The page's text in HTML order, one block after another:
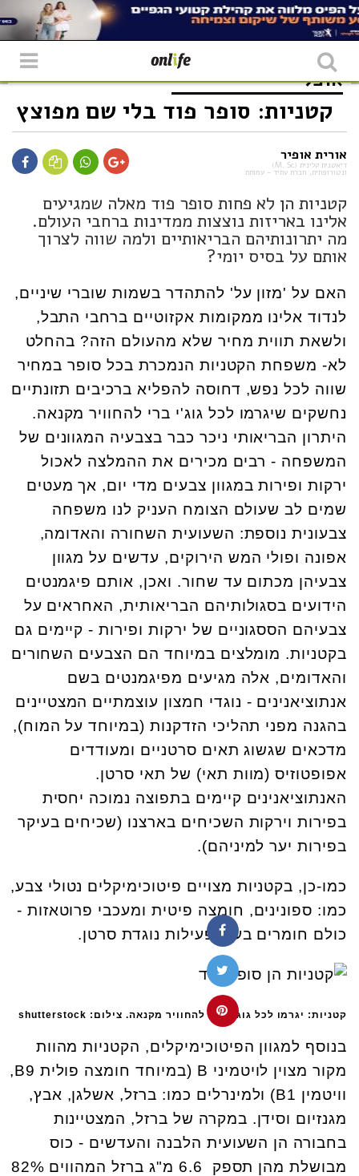
אוכל
קטניות: סופר פוד בלי שם מפוצץ
אורית אופיר
דיאטנית קלינית (M. Sc)
ונטורופתית, חברת עתיד - עמותת
קטניות הן לא פחות סופר פוד מאלה שמגיעים
אלינו באריזות נוצצות ממדינות ברחבי העולם.
מה יתרונותיהם הבריאותיים ולמה שווה לצרוך
אותם על בסיס יומי?
האם על 'מזון על' להתהדר בשמות שוברי שיניים,
לנדוד אלינו ממקומות אקזוטיים ברחבי התבל,
ולשאת תווית מחיר שלא מהעולם הזה? בהחלט
לא- משפחת הקטניות הנמכרת בכל סופר במחיר
שווה לכל נפש, דחוסה להפליא ברכיבים תזונתיים
נחשקים שיגרמו לכל גוג'י ברי להחוויר מקנאה.
היתרון הבריאותי ניכר כבר בצבעיה המגוונים של
המשפחה - רבים מכירים את ההמלצה לאכול
ירקות ופירות במגוון צבעים מדי יום, אך מעטים
שמים לב שעולם הצומח העניק לנו משפחה
צבעונית נוספת: השעועית השחורה והאדומה,
אפונה ופולי המש הירוקים, עדשים על מגוון
צבעיהן מכתום עד שחור. ואכן, אותם פיגמנטים
הידועים בסגולותיהם הבריאותית, האחראים על
צבעיהם הססגוניים של ירקות ופירות - קיימים גם
בקטניות. מומלצים במיוחד הם הצבעים השחורים
והאדומים, אלה מגיעים מפיגמנטים בשם
אנתוציאנינים - נוגדי חמצון עוצמתיים המצטיינים
בהגנה מפני תהליכי הזדקנות (במיוחד על המוח),
מדכאים שגשוג תאים סרטניים ומעודדים
אפופטוזיס (מוות תאי) של תאי סרטן.
האנתוציאנינים קיימים בתפוצה נמוכה יחסית
בפירות וירקות השכיחים בארצנו (שכיחים בעיקר
בפירות יער למיניהם).
כמו-כן, בקטניות מצויים פיטוכימיקלים נטולי צבע,
כמו: ספונינים, חומצה פיטית ומעכבי פרוטאזות -
כולם חומרים בעלי פעילות נוגדת סרטן.
קטניות: יגרמו לכל גוג'י ברי להחוויר מקנאה. צילום: shutterstock
בנוסף למגוון הפיטוכימיקלים, הקטניות מהוות
מקור מצוין לויטמיני B (במיוחד חומצה פולית 9 B
,
וויטמין 1
B) ולמינרלים כמו: ברזל, אשלגן, אבץ,
מגנזיום וסידן. במקרה של ברזל, המצטיינות
בחבורה הן השעועית הלבנה והעדשים - כוס
מבושלת מהן תספק 6.6 מ"ג ברזל המהווים 82%